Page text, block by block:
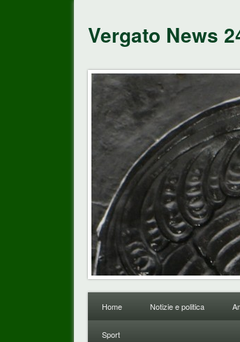
Vergato News
Home Notizie e politica
Sport